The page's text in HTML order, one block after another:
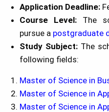
Application Deadline:
Course Level: The
pursue a postgraduate
Study Subject: The
following fields:
Master of Science in
Master of Science in
Master of Science in